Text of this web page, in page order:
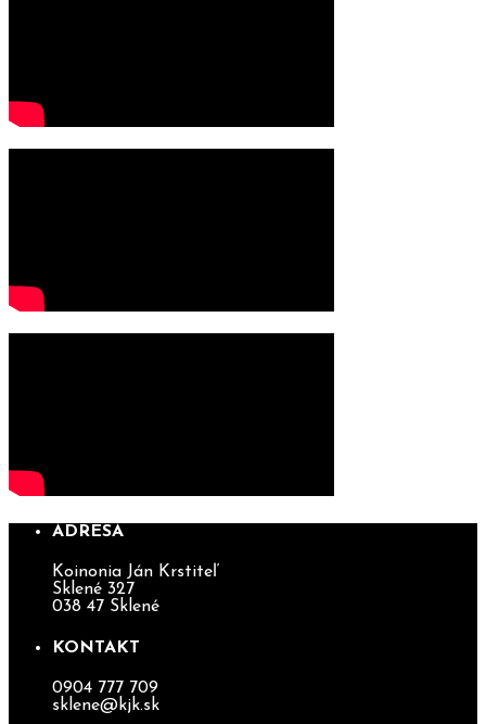
ADRESA
Koinonia Ján Krstiteľ
Sklené 327
038 47 Sklené
KONTAKT
0904 777 709
sklene@kjk.sk